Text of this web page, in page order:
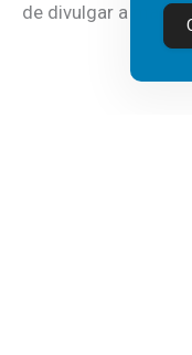
de divulgar a mais